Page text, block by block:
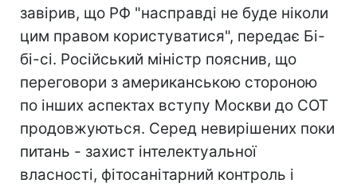
завірив, що РФ "насправді не буде ніколи
цим правом користуватися", передає Бі-
бі-сі. Російський міністр пояснив, що
переговори з американською стороною
по інших аспектах вступу Москви до СОТ
продовжуються. Серед невирішених поки
питань - захист інтелектуальної
власності, фітосанітарний контроль і